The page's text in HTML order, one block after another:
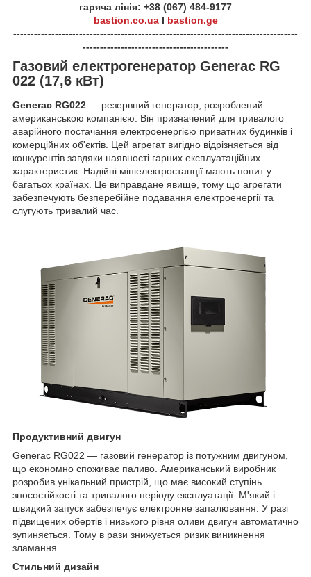
гаряча лінія: +38 (067) 484-9177
bastion.co.ua I bastion.ge
----------------------------------------------------------------------------------
------------------------------------------
Газовий електрогенератор Generac RG
022 (17,6 кВт)
Generac RG022 — резервний генератор, розроблений
американською компанією. Він призначений для тривалого
аварійного постачання електроенергією приватних будинків і
комерційних об'єктів. Цей агрегат вигідно відрізняється від
конкурентів завдяки наявності гарних експлуатаційних
характеристик. Надійні мініелектростанції мають попит у
багатьох країнах. Це виправдане явище, тому що агрегати
забезпечують безперебійне подавання електроенергії та
слугують тривалий час.
Продуктивний двигун
Generac RG022 — газовий генератор із потужним двигуном,
що економно споживає паливо. Американський виробник
розробив унікальний пристрій, що має високий ступінь
зносостійкості та тривалого періоду експлуатації. М'який і
швидкий запуск забезпечує електронне запалювання. У разі
підвищених обертів і низького рівня оливи двигун автоматично
зупиняється. Тому в рази знижується ризик виникнення
зламання.
Стильний дизайн